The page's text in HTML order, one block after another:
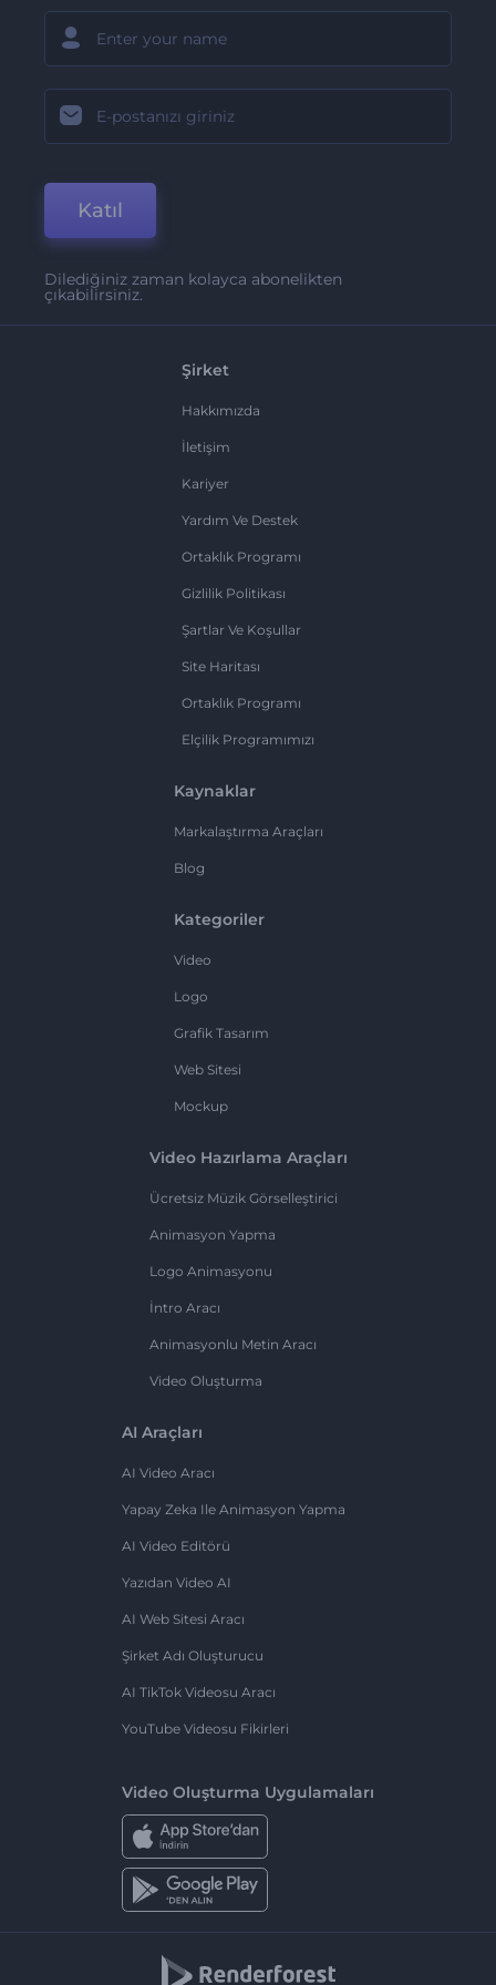
Katıl
Dilediğiniz zaman kolayca abonelikten
çıkabilirsiniz.
Şirket
Hakkımızda
İletişim
Kariyer
Yardım Ve Destek
Ortaklık Programı
Gizlilik Politikası
Şartlar Ve Koşullar
Site Haritası
Ortaklık Programı
Elçilik Programımızı
Kaynaklar
Markalaştırma Araçları
Blog
Kategoriler
Video
Logo
Grafik Tasarım
Web Sitesi
Mockup
Video Hazırlama Araçları
Ücretsiz Müzik Görselleştirici
Animasyon Yapma
Logo Animasyonu
İntro Aracı
Animasyonlu Metin Aracı
Video Oluşturma
AI Araçları
AI Video Aracı
Yapay Zeka Ile Animasyon Yapma
AI Video Editörü
Yazıdan Video AI
AI Web Sitesi Aracı
Şirket Adı Oluşturucu
AI TikTok Videosu Aracı
YouTube Videosu Fikirleri
Video Oluşturma Uygulamaları